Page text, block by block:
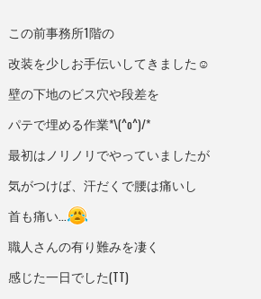
この前事務所1階の
改装を少しお手伝いしてきました☺︎
壁の下地のビス穴や段差を
パテで埋める作業*\(^o^)/*
最初はノリノリでやっていましたが
気がつけば、汗だくで腰は痛いし
首も痛い…
職人さんの有り難みを凄く
感じた一日でした(TT)